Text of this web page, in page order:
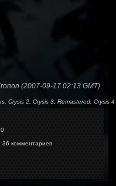
(2007-09-17 02:13 GMT)
Crysis 2, Crysis 3, Remastered, Crysis 4
36 комментариев